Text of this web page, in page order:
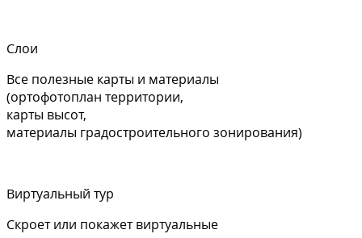
Слои
Все полезные карты и материалы
(ортофотоплан территории,
карты высот,
материалы градостроительного зонирования)
Виртуальный тур
Скроет или покажет виртуальные